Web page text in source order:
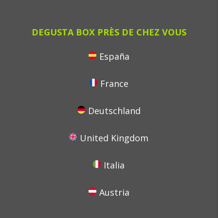
DEGUSTA BOX PRÈS DE CHEZ VOUS
España
France
Deutschland
United Kingdom
Italia
Austria